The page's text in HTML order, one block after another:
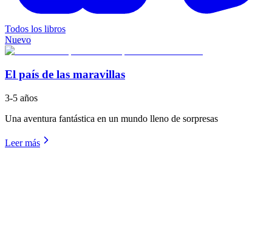
Todos los libros
Nuevo
El país de las maravillas
3-5 años
Una aventura fantástica en un mundo lleno de sorpresas
Leer más